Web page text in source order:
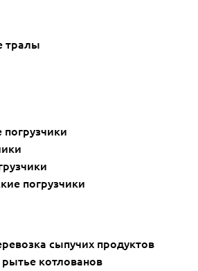
тралы
погрузчики
сыпучих продуктов
котлованов